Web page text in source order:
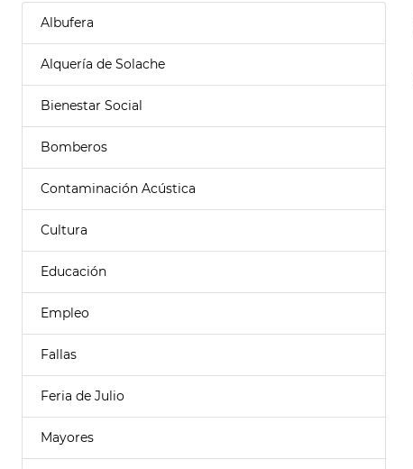
Albufera
Alquería de Solache
Bienestar Social
Bomberos
Contaminación Acústica
Cultura
Educación
Empleo
Fallas
Feria de Julio
Mayores